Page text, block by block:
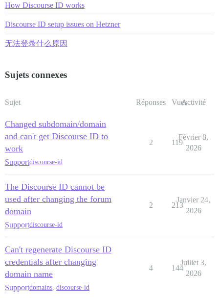
How Discourse ID works
Discourse ID setup issues on Hetzner
无法登录什么原因
Sujets connexes
Sujet Réponses VuesActivité
Changed subdomain/domain
and can't get Discourse ID to
work
Supportdiscourse-id
2 119
Février 8,
2026
The Discourse ID cannot be
used after changing the forum
domain
Supportdiscourse-id
2 213
Janvier 24,
2026
Can't regenerate Discourse ID
credentials after changing
domain name
Supportdomains, discourse-id
4 144
Juillet 3,
2026